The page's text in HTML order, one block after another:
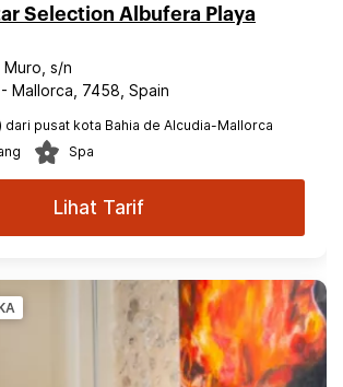
Selection​ Albufera Playa
s/n
Mallorca, 7458, Spain
dari pusat kota Bahia de Alcudia-Mallorca
Spa
Lihat Tarif